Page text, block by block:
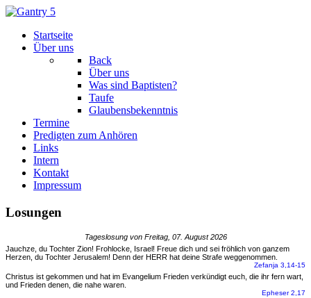
Startseite
Über uns
Back
Über uns
Was sind Baptisten?
Taufe
Glaubensbekenntnis
Termine
Predigten zum Anhören
Links
Intern
Kontakt
Impressum
Losungen
Tageslosung von Freitag, 07. August 2026
Jauchze, du Tochter Zion! Frohlocke, Israel! Freue dich und sei fröhlich von ganzem
Herzen, du Tochter Jerusalem! Denn der HERR hat deine Strafe weggenommen.
Zefanja 3,14-15
Christus ist gekommen und hat im Evangelium Frieden verkündigt euch, die ihr fern wart,
und Frieden denen, die nahe waren.
Epheser 2,17